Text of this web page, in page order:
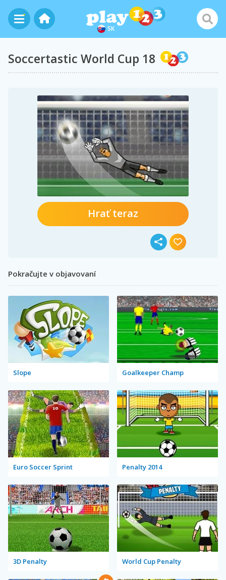
SK
Soccertastic World Cup 18
Hrať teraz
Pokračujte v objavovaní
Slope Goalkeeper Champ
Euro Soccer Sprint Penalty 2014
3D Penalty World Cup Penalty